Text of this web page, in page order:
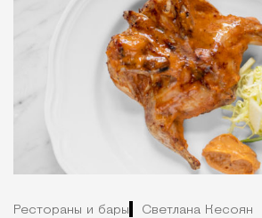
Рестораны и бары Светлана Кесоян